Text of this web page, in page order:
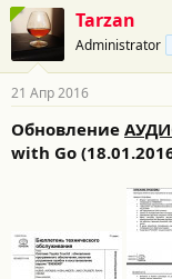
Tarzan
Administrator
21 Апр 2016
Обновление
with Go